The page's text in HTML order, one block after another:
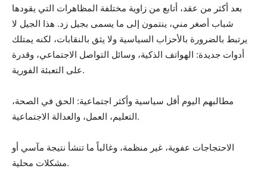
بعد أكثر من عقد، أتابع من زاوية مختلفة المظاهرات التي يقودها
شباب أصغر مني، ينتمون إلى ما يسمى بجيل زد. هذا الجيل لا
يرتبط بالضرورة بالأحزاب السياسية ولا يثق بالنقابات، لكنه يمتلك
أدوات جديدة: الهواتف الذكية، وسائل التواصل الاجتماعي، وقدرة
على التعبئة الفورية.
مطالبهم اليوم أقل سياسية وأكثر اجتماعية: الحق في الصحة،
التعليم، العمل، والعدالة الاجتماعية.
الاحتجاجات عفوية، غير منظمة، وغالباً ما تنشأ نتيجة مآسي أو
مشكلات محلية.